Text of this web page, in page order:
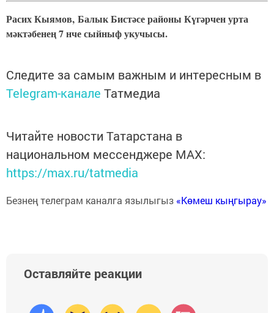
Расих Кыямов, Балык Бистәсе районы Күгәрчен урта
мәктәбенең 7 нче сыйныф укучысы.
Следите за самым важным и интересным в
Telegram-канале Татмедиа
Читайте новости Татарстана в
национальном мессенджере MАХ:
https://max.ru/tatmedia
Безнең телеграм каналга язылыгыз «Көмеш кыңгырау»
Оставляйте реакции